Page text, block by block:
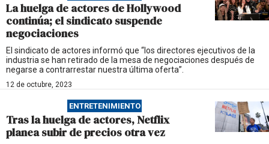
La huelga de actores de Hollywood
continúa; el sindicato suspende
negociaciones
El sindicato de actores informó que “los directores ejecutivos de la
industria se han retirado de la mesa de negociaciones después de
negarse a contrarrestar nuestra última oferta”.
12 de octubre, 2023
ENTRETENIMIENTO
Tras la huelga de actores, Netflix
planea subir de precios otra vez